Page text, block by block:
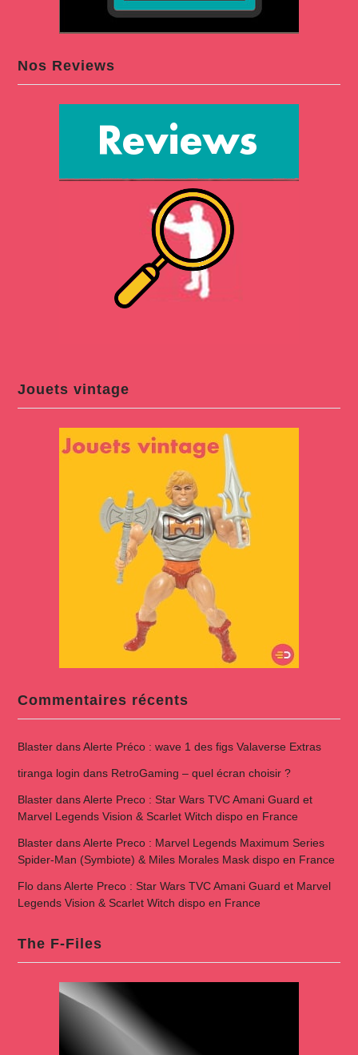
Nos Reviews
Jouets vintage
Commentaires récents
BlasterdansAlerte Préco : wave 1 des figs Valaverse Extras
tiranga login dans RetroGaming – quel écran choisir ?
BlasterdansAlerte Preco : Star Wars TVC Amani Guard et
Marvel Legends Vision & Scarlet Witch dispo en France
BlasterdansAlerte Preco : Marvel Legends Maximum Series
Spider-Man (Symbiote) & Miles Morales Mask dispo en France
FlodansAlerte Preco : Star Wars TVC Amani Guard et Marvel
Legends Vision & Scarlet Witch dispo en France
The F-Files